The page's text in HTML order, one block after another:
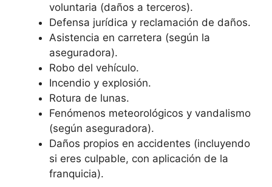
voluntaria (daños a terceros).
Defensa jurídica y reclamación de daños.
Asistencia en carretera (según la
aseguradora).
Robo del vehículo.
Incendio y explosión.
Rotura de lunas.
Fenómenos meteorológicos y vandalismo
(según aseguradora).
Daños propios en accidentes (incluyendo
si eres culpable, con aplicación de la
franquicia).